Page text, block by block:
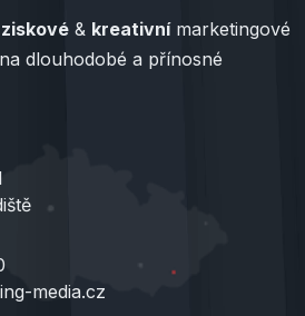
ziskové & kreativnímarketingové
dlouhodobé a přínosné
media.cz